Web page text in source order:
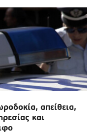
απείθεια,
και